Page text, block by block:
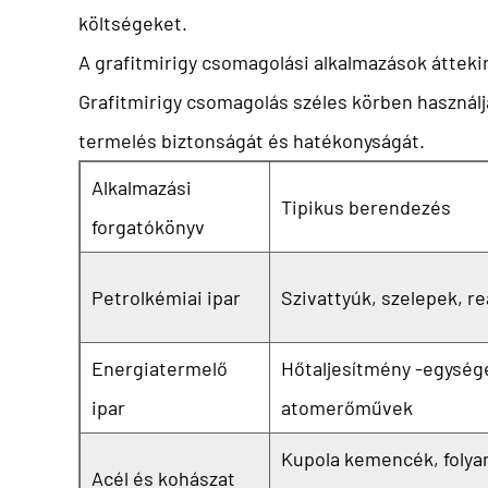
költségeket.
A grafitmirigy csomagolási alkalmazások
Grafitmirigy csomagolás széles körben
termelés biztonságát és hatékonyságát.
Alkalmazási
forgatókönyv
Tipikus berendezés
Petrolkémiai ipar Szivattyúk, szelepek,
Energiatermelő
ipar
Hőtaljesítmény -
atomerőművek
Acél és kohászat
Kupola kemencék,